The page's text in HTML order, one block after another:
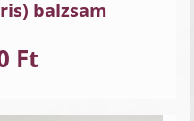
balzsam
Ft